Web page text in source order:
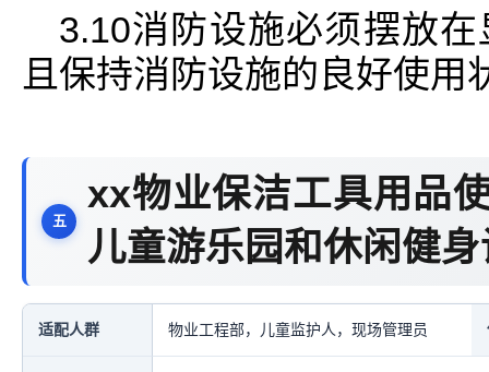
3.10消防设施必须摆放
且保持消防设施的良好使用
xx物业保洁工具用品
儿童游乐园和休闲健
适配人群 物业工程部，儿童监护人，现场管理员